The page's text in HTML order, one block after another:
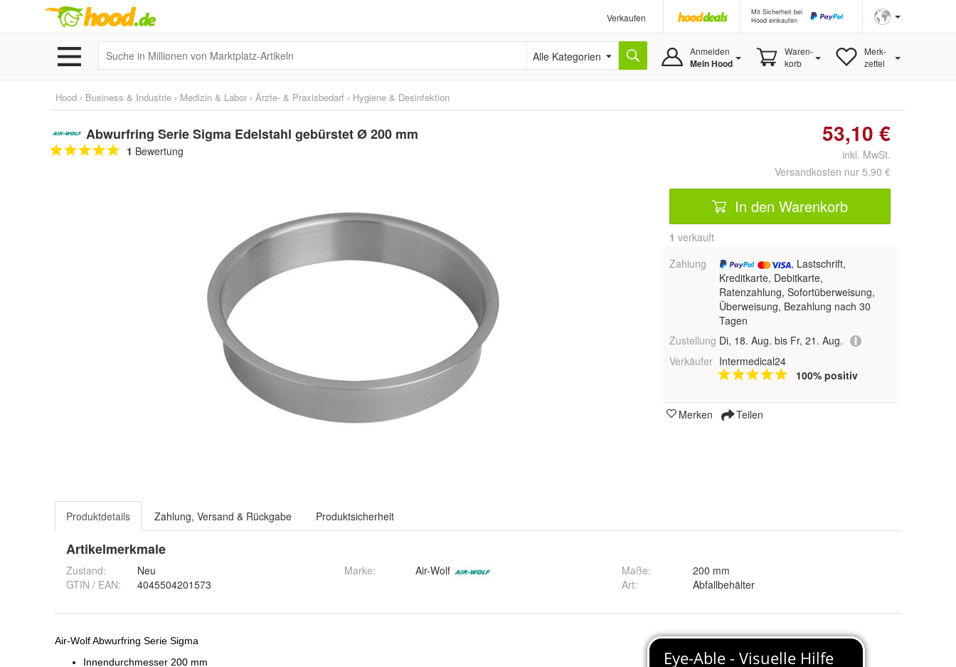
Verkaufen
Mit Sicherheit bei
Hood einkaufen
Alle Kategorien Anmelden
Mein Hood
Waren-
korb
Merk-
zettel
Hood › Business & Industrie › Medizin & Labor › Ärzte- & Praxisbedarf › Hygiene & Desinfektion
Abwurfring Serie Sigma Edelstahl gebürstet Ø 200 mm
1 Bewertung
53,10 €
inkl. MwSt.
Versandkosten nur 5,90 €
In den Warenkorb
1 verkauft
Zahlung
, Lastschrift,
Kreditkarte, Debitkarte,
Ratenzahlung, Sofortüberweisung,
Überweisung, Bezahlung nach 30
Tagen
Zustellung Di, 18. Aug. bis Fr, 21. Aug.
Verkäufer Intermedical24
100% positiv
Merken Teilen
Produktdetails Zahlung, Versand & Rückgabe Produktsicherheit
Artikelmerkmale
Zustand:
Neu
GTIN / EAN:
4045504201573
Marke: Air-Wolf Maße:
200 mm
Art: Abfallbehälter